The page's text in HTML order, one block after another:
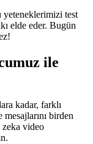
yeteneklerimizi test
elde eder. Bugün
ile
kadar, farklı
birden
video